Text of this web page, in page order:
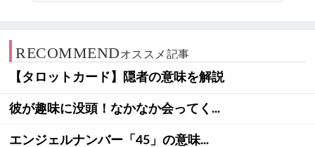
RECOMMENDオススメ記事
【タロットカード】隠者の意味を解説
彼が趣味に没頭！なかなか会ってく...
エンジェルナンバー「45」の意味...